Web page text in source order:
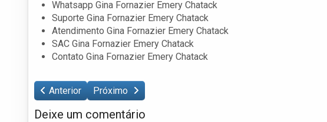
Whatsapp Gina Fornazier Emery Chatack
Suporte Gina Fornazier Emery Chatack
Atendimento Gina Fornazier Emery Chatack
SAC Gina Fornazier Emery Chatack
Contato Gina Fornazier Emery Chatack
Anterior Próximo
Deixe um comentário